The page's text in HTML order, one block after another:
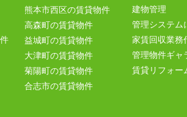
熊本市西区の賃貸物件
高森町の賃貸物件
益城町の賃貸物件
大津町の賃貸物件
菊陽町の賃貸物件
合志市の賃貸物件
建物管理
管理システム
家賃回収業務
管理物件ギャ
賃貸リフォー